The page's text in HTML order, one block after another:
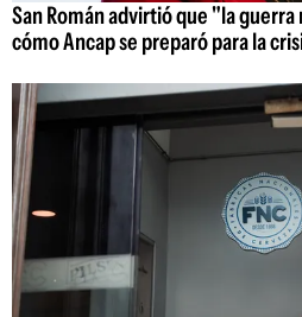
San Román advirtió que "la
cómo Ancap se preparó para la